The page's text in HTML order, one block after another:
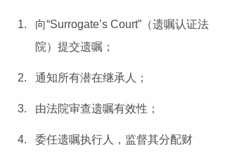
向“Surrogate’s Court”（遗嘱认证法
院）提交遗嘱；
通知所有潜在继承人；
由法院审查遗嘱有效性；
委任遗嘱执行人，监督其分配财